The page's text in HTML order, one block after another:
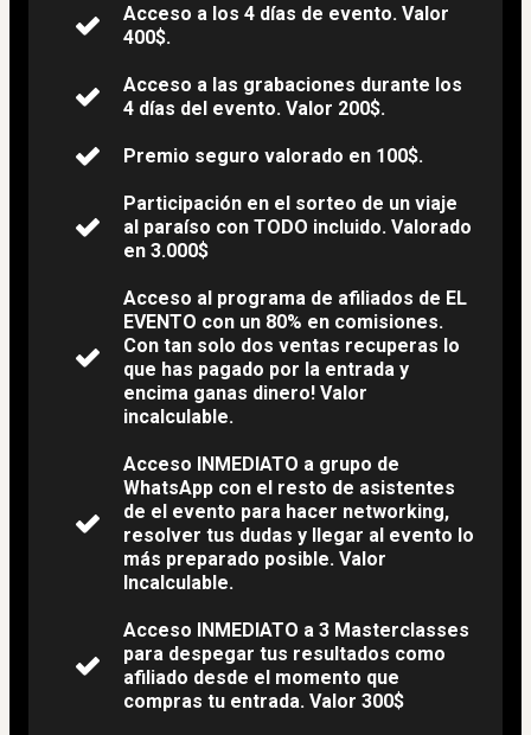
​​Acceso a los 4 días de evento. Valor
400$.
​​Acceso a las grabaciones durante los
4 días del evento. Valor 200$.
Premio seguro valorado en 100$.
​Participación en el sorteo de un viaje
al paraíso con TODO incluido. Valorado
en 3.000$
Acceso al programa de afiliados de EL
EVENTO con un 80% en comisiones.
Con tan solo dos ventas recuperas lo
que has pagado por la entrada y
encima ganas dinero! Valor
incalculable.
​Acceso INMEDIATO a grupo de
WhatsApp con el resto de asistentes
de el evento para hacer networking,
resolver tus dudas y llegar al evento lo
más preparado posible. Valor
Incalculable.
​Acceso INMEDIATO a 3 Masterclasses
para despegar tus resultados como
afiliado desde el momento que
compras tu entrada. Valor 300$